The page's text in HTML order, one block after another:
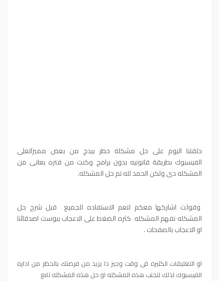
حلقتنا اليوم على حل مشكلة حظر بيدج من بعض مميزاتعلى
الفيسبوك بطريقة قانونيه بدون برامج وكنت من فتره بعانى من
المشكله دى ولكن الحمد لله تم حل المشكله.
وقولت اشاركها معكم لتعم الاستفاده للجميع قبل شرح حل
المشكله نفهم المشكله كثره الضغط على الاعجاب ببوست اصدقائنا
او الاعجاب بالصفحات .
او التعليقات الكثيره فى وقت وجيز دا يزيد من فرصتك بالحظر من اداره
الفيسبوك لذلك لتجنب هذه المشكله او حل هذه المشكله تابع